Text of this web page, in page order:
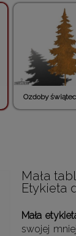
Ozdoby
Mała
Etykieta
Mała
swojej